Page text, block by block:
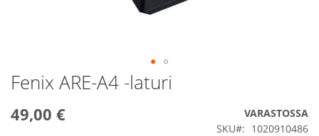
Fenix ARE-A4 -laturi
49,00 €
VARASTOSSA
SKU
1020910486
Skip
to
beginning